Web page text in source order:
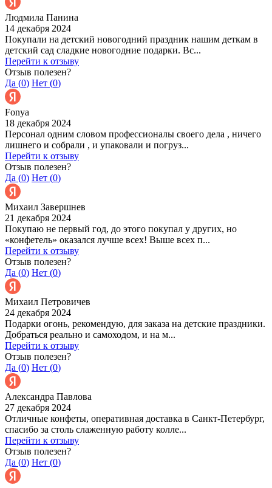
Людмила Панина
14 декабря 2024
Покупали на детский новогодний праздник нашим деткам в
детский сад сладкие новогодние подарки. Вс...
Перейти к отзыву
Отзыв полезен?
Да (0) Нет (0)
Fonya
18 декабря 2024
Персонал одним словом профессионалы своего дела , ничего
лишнего и собрали , и упаковали и погруз...
Перейти к отзыву
Отзыв полезен?
Да (0) Нет (0)
Михаил Завершнев
21 декабря 2024
Покупаю не первый год, до этого покупал у других, но
«конфетель» оказался лучше всех! Выше всех п...
Перейти к отзыву
Отзыв полезен?
Да (0) Нет (0)
Михаил Петровичев
24 декабря 2024
Подарки огонь, рекомендую, для заказа на детские праздники.
Добраться реально и самоходом, и на м...
Перейти к отзыву
Отзыв полезен?
Да (0) Нет (0)
Александра Павлова
27 декабря 2024
Отличные конфеты, оперативная доставка в Санкт-Петербург,
спасибо за столь слаженную работу колле...
Перейти к отзыву
Отзыв полезен?
Да (0) Нет (0)